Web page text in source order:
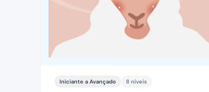
Iniciante a Avançado 8 níveis